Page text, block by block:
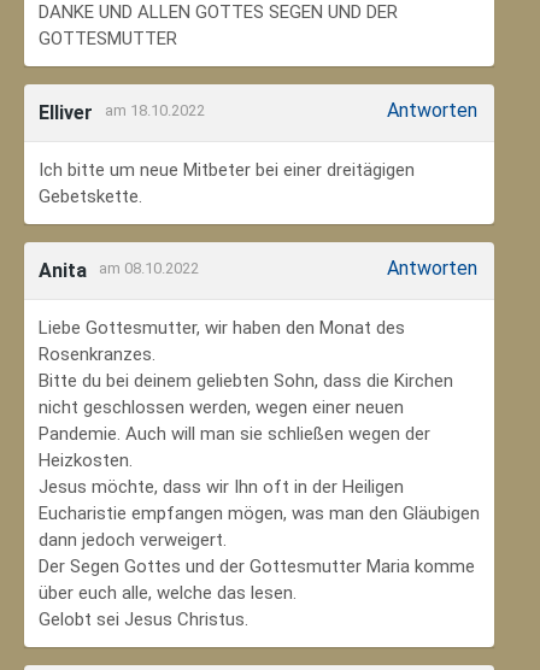
DANKE UND ALLEN GOTTES SEGEN UND DER
GOTTESMUTTER
Elliver am 18.10.2022 Antworten
Ich bitte um neue Mitbeter bei einer dreitägigen
Gebetskette.
Anita am 08.10.2022 Antworten
Liebe Gottesmutter, wir haben den Monat des
Rosenkranzes.
Bitte du bei deinem geliebten Sohn, dass die Kirchen
nicht geschlossen werden, wegen einer neuen
Pandemie. Auch will man sie schließen wegen der
Heizkosten.
Jesus möchte, dass wir Ihn oft in der Heiligen
Eucharistie empfangen mögen, was man den Gläubigen
dann jedoch verweigert.
Der Segen Gottes und der Gottesmutter Maria komme
über euch alle, welche das lesen.
Gelobt sei Jesus Christus.